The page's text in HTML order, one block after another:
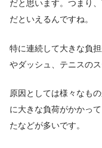
だと思います。つまり、
だといえるんですね。
特に連続して大きな負
やダッシュ、テニスの
原因としては様々なも
に大きな負荷がかかっ
たなどが多いです。